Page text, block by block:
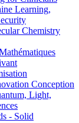
Learning,
Chemistry
Conception
Light,
- Solid